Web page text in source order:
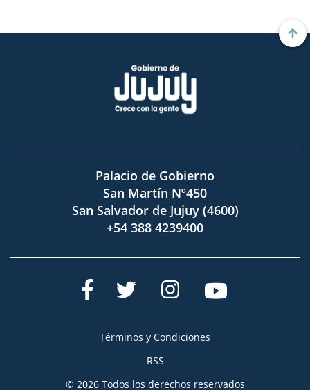
Palacio de Gobierno
San Martín Nº450
San Salvador de Jujuy (4600)
+54 388 4239400
Términos y Condiciones
RSS
© 2026 Todos los derechos reservados